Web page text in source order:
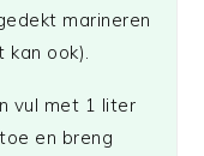
marineren
ook).
vul met 1 liter
en breng